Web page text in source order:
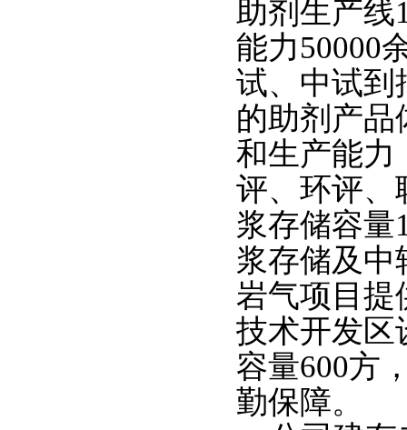
助剂生产线
能力50000
试、中试到
的助剂产品
和生产能力
评、环评、
浆存储容量
浆存储及中
岩气项目提
技术开发区
容量600方
勤保障。